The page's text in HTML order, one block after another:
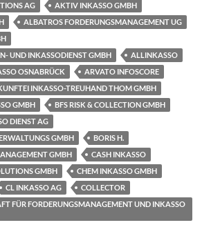
AG
AKTIV INKASSO GMBH
ALBATROS FORDERUNGSMANAGEMENT UG
UND INKASSODIENST GMBH
ALLINKASSO
OSNABRÜCK
ARVATO INFOSCORE
INKASSO-TREUHAND THOM GMBH
GMBH
BFS RISK & COLLECTION GMBH
DIENST AG
GMBH
BORIS H.
GMBH
CASH INKASSO
GMBH
CHEM INKASSO GMBH
CL INKASSO AG
COLLECTOR
FÜR FORDERUNGSMANAGEMENT UND INKASSO